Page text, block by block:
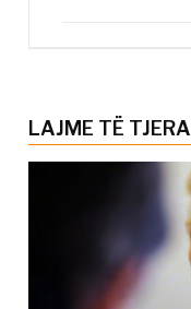
LAJME TË TJERA